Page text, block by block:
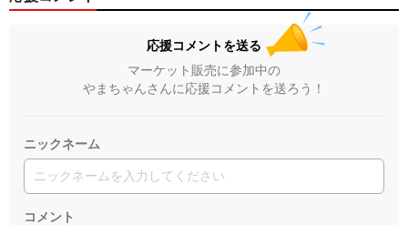
応援コメントを送る
マーケット販売に参加中の
やまちゃんさんに応援コメントを送ろう！
ニックネーム
コメント